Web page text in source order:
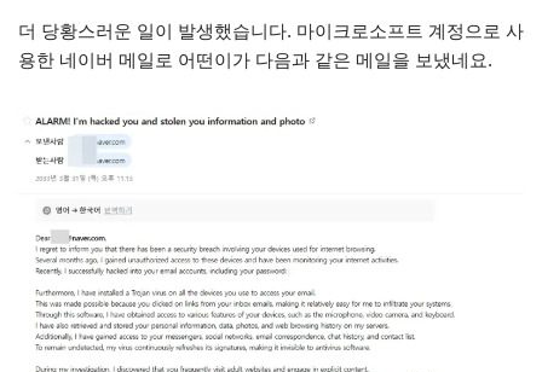
더 당황스러운 일이 발생했습니다. 마이크로소프트 계정으로 사
용한 네이버 메일로 어떤이가 다음과 같은 메일을 보냈네요.